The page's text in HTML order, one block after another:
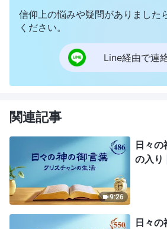
信仰上の悩みや疑問がありました
ください。
Line経由で連
関連記事
9:26
日々
の入
日々の